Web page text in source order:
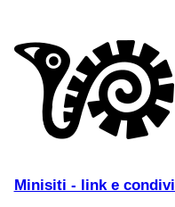
Minisiti - link e